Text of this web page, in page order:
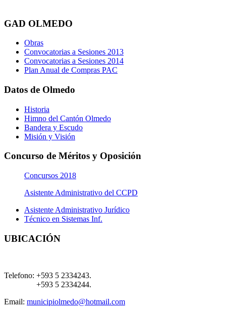
GAD OLMEDO
Obras
Convocatorias a Sesiones 2013
Convocatorias a Sesiones 2014
Plan Anual de Compras PAC
Datos de Olmedo
Historia
Himno del Cantón Olmedo
Bandera y Escudo
Misión y Visión
Concurso de Méritos y Oposición
Concursos 2018
Asistente Administrativo del CCPD
Asistente Administrativo Jurídico
Técnico en Sistemas Inf.
UBICACIÓN
Telefono: +593 5 2334243.
+593 5 2334244.
Email: municipiolmedo@hotmail.com